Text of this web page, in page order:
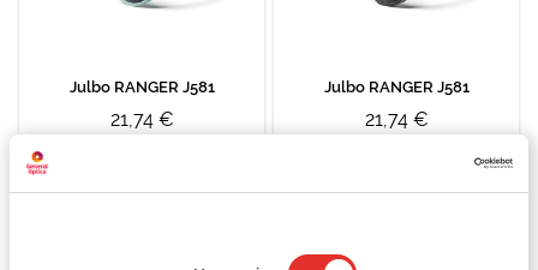
Julbo RANGER J581
21,74 €
Julbo RANGER J581
21,74 €